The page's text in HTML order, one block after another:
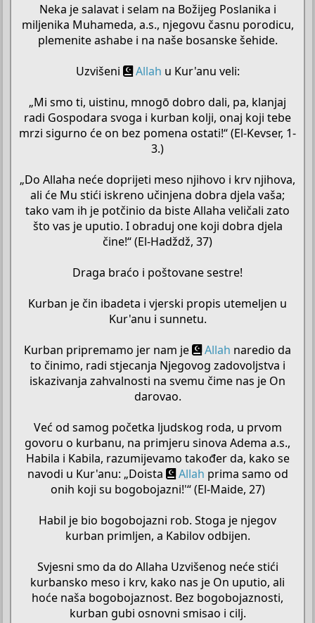
Neka je salavat i selam na Božijeg Poslanika i
miljenika Muhameda, a.s., njegovu časnu porodicu,
plemenite ashabe i na naše bosanske šehide.
Uzvišeni
Allah u Kur'anu veli:
„Mi smo ti, uistinu, mnogō dobro dali, pa, klanjaj
radi Gospodara svoga i kurban kolji, onaj koji tebe
mrzi sigurno će on bez pomena ostati!“ (El-Kevser, 1-
3.)
„Do Allaha neće doprijeti meso njihovo i krv njihova,
ali će Mu stići iskreno učinjena dobra djela vaša;
tako vam ih je potčinio da biste Allaha veličali zato
što vas je uputio. I obraduj one koji dobra djela
čine!“ (El-Hadždž, 37)
Draga braćo i poštovane sestre!
Kurban je čin ibadeta i vjerski propis utemeljen u
Kur'anu i sunnetu.
Kurban pripremamo jer nam je
Allah naredio da
to činimo, radi stjecanja Njegovog zadovoljstva i
iskazivanja zahvalnosti na svemu čime nas je On
darovao.
Već od samog početka ljudskog roda, u prvom
govoru o kurbanu, na primjeru sinova Adema a.s.,
Habila i Kabila, razumijevamo također da, kako se
navodi u Kur'anu: „Doista
Allah prima samo od
onih koji su bogobojazni!'“ (El-Maide, 27)
Habil je bio bogobojazni rob. Stoga je njegov
kurban primljen, a Kabilov odbijen.
Svjesni smo da do Allaha Uzvišenog neće stići
kurbansko meso i krv, kako nas je On uputio, ali
hoće naša bogobojaznost. Bez bogobojaznosti,
kurban gubi osnovni smisao i cilj.